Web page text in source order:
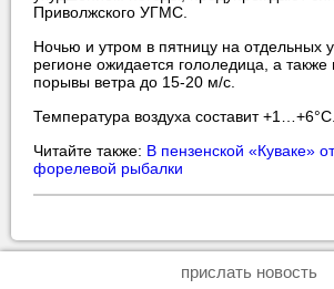
Приволжского УГМС.
Ночью и утром в пятницу на отдельных
регионе ожидается гололедица, а
порывы ветра до 15-20 м/с.
Температура воздуха составит +1…+6°C.
Читайте также: В пензенской «Куваке»
форелевой рыбалки
прислать новость